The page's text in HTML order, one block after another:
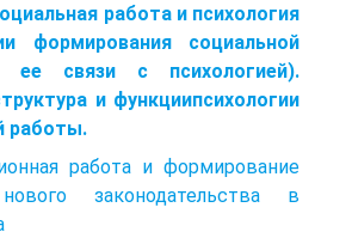
работа и психология
формирования социальной
связи с психологией).
и функциипсихологии
работы.
работа и формирование
законодательства в